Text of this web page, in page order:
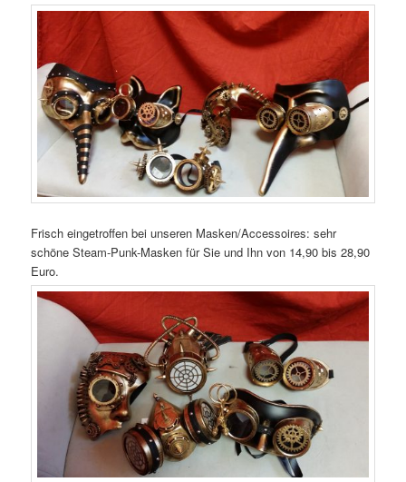
Frisch eingetroffen bei unseren Masken/Accessoires: sehr
schöne Steam-Punk-Masken für Sie und Ihn von 14,90 bis 28,90
Euro.